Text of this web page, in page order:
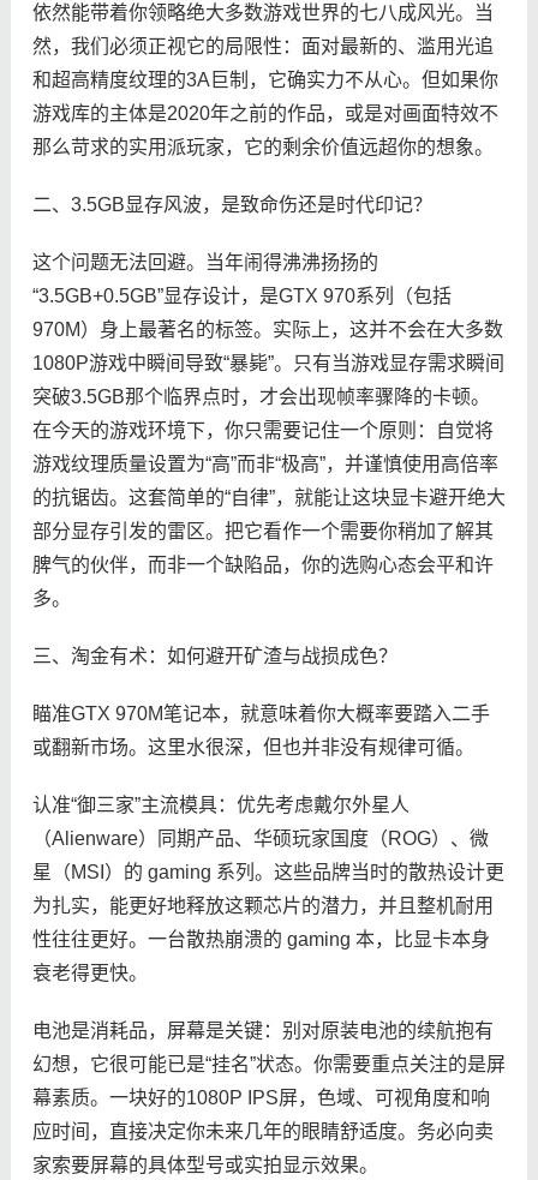
依然能带着你领略绝大多数游戏世界的七八成风光。当
然，我们必须正视它的局限性：面对最新的、滥用光追
和超高精度纹理的3A巨制，它确实力不从心。但如果你
游戏库的主体是2020年之前的作品，或是对画面特效不
那么苛求的实用派玩家，它的剩余价值远超你的想象。
二、3.5GB显存风波，是致命伤还是时代印记？
这个问题无法回避。当年闹得沸沸扬扬的
“3.5GB+0.5GB”显存设计，是GTX 970系列（包括
970M）身上最著名的标签。实际上，这并不会在大多数
1080P游戏中瞬间导致“暴毙”。只有当游戏显存需求瞬间
突破3.5GB那个临界点时，才会出现帧率骤降的卡顿。
在今天的游戏环境下，你只需要记住一个原则：自觉将
游戏纹理质量设置为“高”而非“极高”，并谨慎使用高倍率
的抗锯齿。这套简单的“自律”，就能让这块显卡避开绝大
部分显存引发的雷区。把它看作一个需要你稍加了解其
脾气的伙伴，而非一个缺陷品，你的选购心态会平和许
多。
三、淘金有术：如何避开矿渣与战损成色？
瞄准GTX 970M笔记本，就意味着你大概率要踏入二手
或翻新市场。这里水很深，但也并非没有规律可循。
认准“御三家”主流模具：优先考虑戴尔外星人
（Alienware）同期产品、华硕玩家国度（ROG）、微
星（MSI）的 gaming 系列。这些品牌当时的散热设计更
为扎实，能更好地释放这颗芯片的潜力，并且整机耐用
性往往更好。一台散热崩溃的 gaming 本，比显卡本身
衰老得更快。
电池是消耗品，屏幕是关键：别对原装电池的续航抱有
幻想，它很可能已是“挂名”状态。你需要重点关注的是屏
幕素质。一块好的1080P IPS屏，色域、可视角度和响
应时间，直接决定你未来几年的眼睛舒适度。务必向卖
家索要屏幕的具体型号或实拍显示效果。